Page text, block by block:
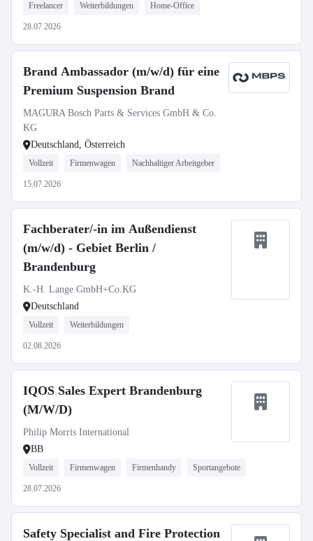
Freelancer Weiterbildungen Home-Office
28.07.2026
Brand Ambassador (m/w/d) für eine
Premium Suspension Brand
MAGURA Bosch Parts & Services GmbH & Co.
KG
Deutschland, Österreich
Vollzeit Firmenwagen Nachhaltiger Arbeitgeber
15.07.2026
Fachberater/-in im Außendienst
(m/w/d) - Gebiet Berlin /
Brandenburg
K.-H. Lange GmbH+Co.KG
Deutschland
Vollzeit Weiterbildungen
02.08.2026
IQOS Sales Expert Brandenburg
(M/W/D)
Philip Morris International
BB
Vollzeit Firmenwagen Firmenhandy Sportangebote
28.07.2026
Safety Specialist and Fire Protection